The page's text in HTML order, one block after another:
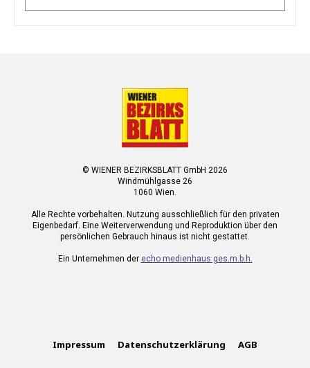
© WIENER BEZIRKSBLATT GmbH 2026
Windmühlgasse 26
1060 Wien.
Alle Rechte vorbehalten. Nutzung ausschließlich für den privaten
Eigenbedarf. Eine Weiterverwendung und Reproduktion über den
persönlichen Gebrauch hinaus ist nicht gestattet.
Ein Unternehmen der echo medienhaus ges.m.b.h.
Impressum Datenschutzerklärung AGB